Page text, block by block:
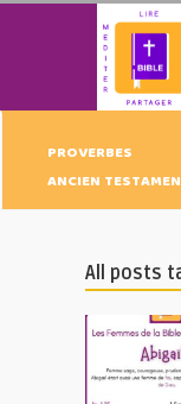
PROVERBES
ANCIEN
All posts